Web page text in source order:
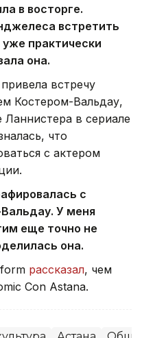
в восторге.
встретить
практически
она.
встречу
Костером-Вальдау,
в сериале
что
с актером
с
У меня
еще точно не
она.
рассказал, чем
Con Astana.